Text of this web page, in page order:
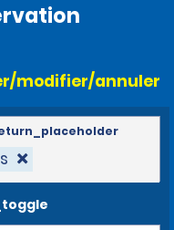
modifier/annuler